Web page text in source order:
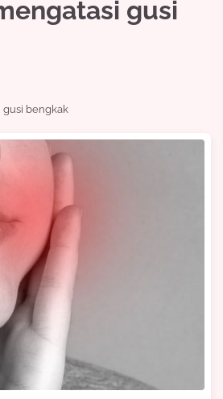
gusi
gusi bengkak